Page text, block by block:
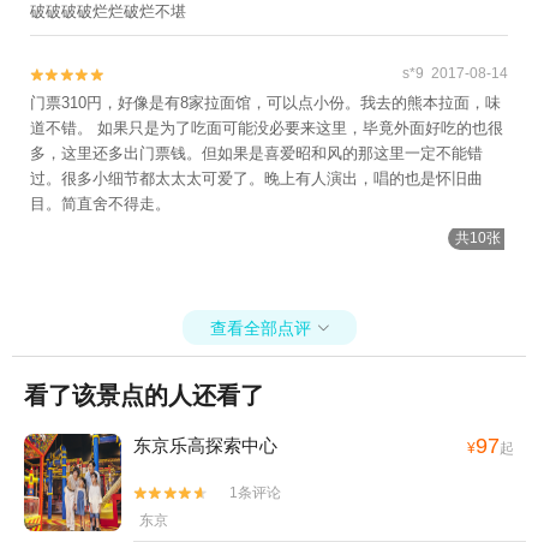
破破破破烂烂破烂不堪

 s*9 2017-08-14
门票310円，好像是有8家拉面馆，可以点小份。我去的熊本拉面，味
道不错。 如果只是为了吃面可能没必要来这里，毕竟外面好吃的也很
多，这里还多出门票钱。但如果是喜爱昭和风的那这里一定不能错
过。很多小细节都太太太可爱了。晚上有人演出，唱的也是怀旧曲
目。简直舍不得走。
共10张
查看全部点评 
看了该景点的人还看了
东京乐高探索中心 ¥97起


1条评论
东京